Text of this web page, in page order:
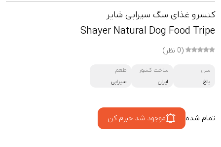
کنسرو غذای سگ سیرابی شایر
Shayer Natural Dog Food Tripe
(0 نظر)
سن
بالغ
ساخت کشور
ایران
طعم
سیرابی
تمام شده موجود شد خبرم کن